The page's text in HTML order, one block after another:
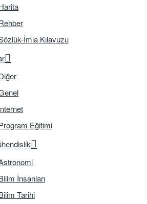
İmla Kılavuzu
Eğitimi
İnsanları
Tarihi